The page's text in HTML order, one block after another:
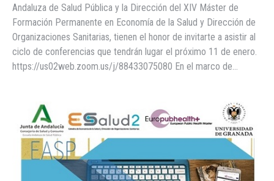
Andaluza de Salud Pública y la Dirección del XIV Máster de
Formación Permanente en Economía de la Salud y Dirección de
Organizaciones Sanitarias, tienen el honor de invitarte a asistir al
ciclo de conferencias que tendrán lugar el próximo 11 de enero.
https://us02web.zoom.us/j/88433075080 En el marco de…